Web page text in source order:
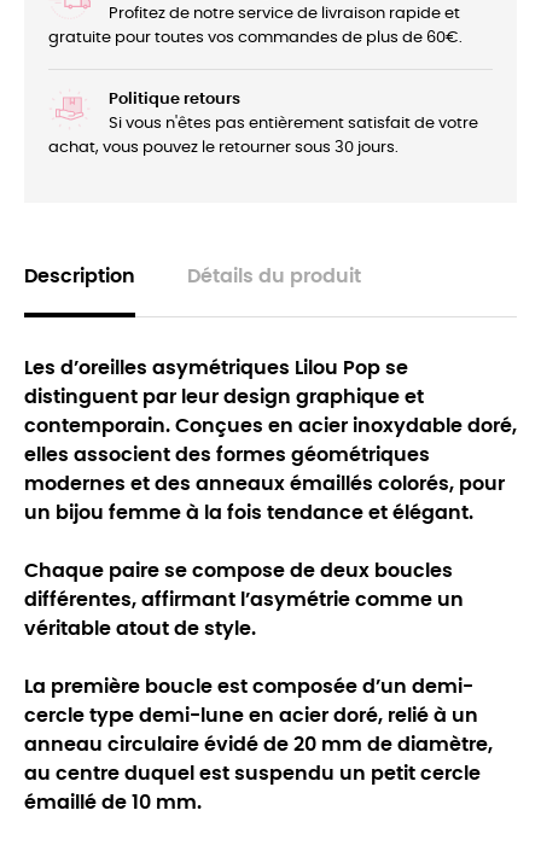
Profitez de notre service de livraison rapide et
gratuite pour toutes vos commandes de plus de 60€.
Politique retours
Si vous n'êtes pas entièrement satisfait de votre
achat, vous pouvez le retourner sous 30 jours.
Description Détails du produit
Les d’oreilles asymétriques Lilou Pop se
distinguent par leur design graphique et
contemporain. Conçues en acier inoxydable doré,
elles associent des formes géométriques
modernes et des anneaux émaillés colorés, pour
un bijou femme à la fois tendance et élégant.
Chaque paire se compose de deux boucles
différentes, affirmant l’asymétrie comme un
véritable atout de style.
La première boucle est composée d’un demi-
cercle type demi-lune en acier doré, relié à un
anneau circulaire évidé de 20 mm de diamètre,
au centre duquel est suspendu un petit cercle
émaillé de 10 mm.